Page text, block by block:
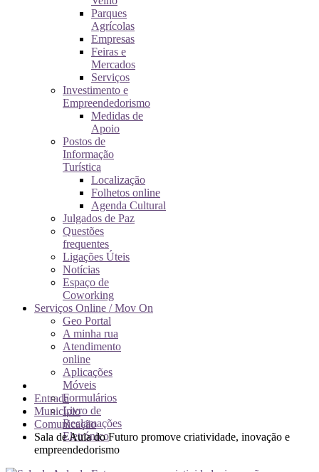
Parques
Agrícolas
Empresas
Feiras e
Mercados
Serviços
Investimento e
Empreendedorismo
Medidas de
Apoio
Postos de
Informação
Turística
Localização
Folhetos online
Agenda Cultural
Julgados de Paz
Questões
frequentes
Ligações Úteis
Notícias
Espaço de
Coworking
Serviços Online / Mov On
Geo Portal
A minha rua
Atendimento
online
Aplicações
Móveis
Formulários
Livro de
Reclamações
Eletrónico
Entrada
Município
Comunicação
Sala de Aula do Futuro promove criatividade, inovação e
empreendedorismo